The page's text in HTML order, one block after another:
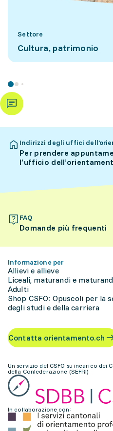
Settore
Cultura, patrimonio
Indirizzi degli uffici
Per prendere
l’ufficio
FAQ
Domande più frequenti
Informazione per
Allievi e allieve
Liceali, maturandi e
Adulti
Shop CSFO: Opuscoli per la
degli studi e della carriera
Contatta orientamento.ch
Un servizio del CSFO su incarico dei
della Confederazione (SEFRI)
In collaborazione con: